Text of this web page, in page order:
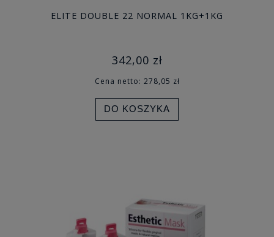
ELITE DOUBLE 22 NORMAL 1KG+1KG
342,00 zł
Cena netto: 278,05 zł
DO KOSZYKA